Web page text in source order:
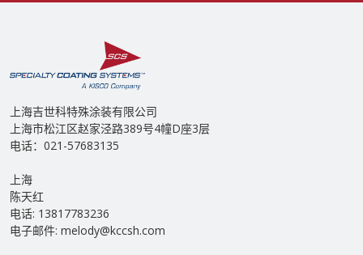
上海吉世科特殊涂装有限公司
上海市松江区赵家泾路389号4幢D座3层
电话：021-57683135
上海
陈天红
电话: 13817783236
电子邮件: melody@kccsh.com